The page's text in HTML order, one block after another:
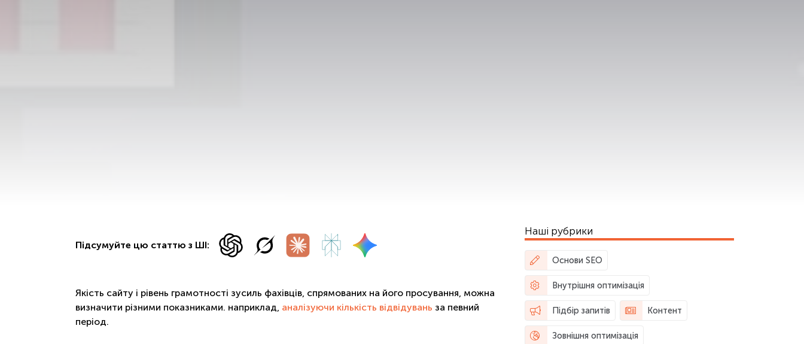
Підсумуйте цю статтю з ШІ:
Якість сайту і рівень грамотності зусиль фахівців, спрямованих на його просування, можна
визначити різними показниками. наприклад, аналізуючи кількість відвідувань за певний
період.
Наші рубрики
Основи SEO
Внутрішня оптимізація
Підбір запитів Контент
Зовнішня оптимізація